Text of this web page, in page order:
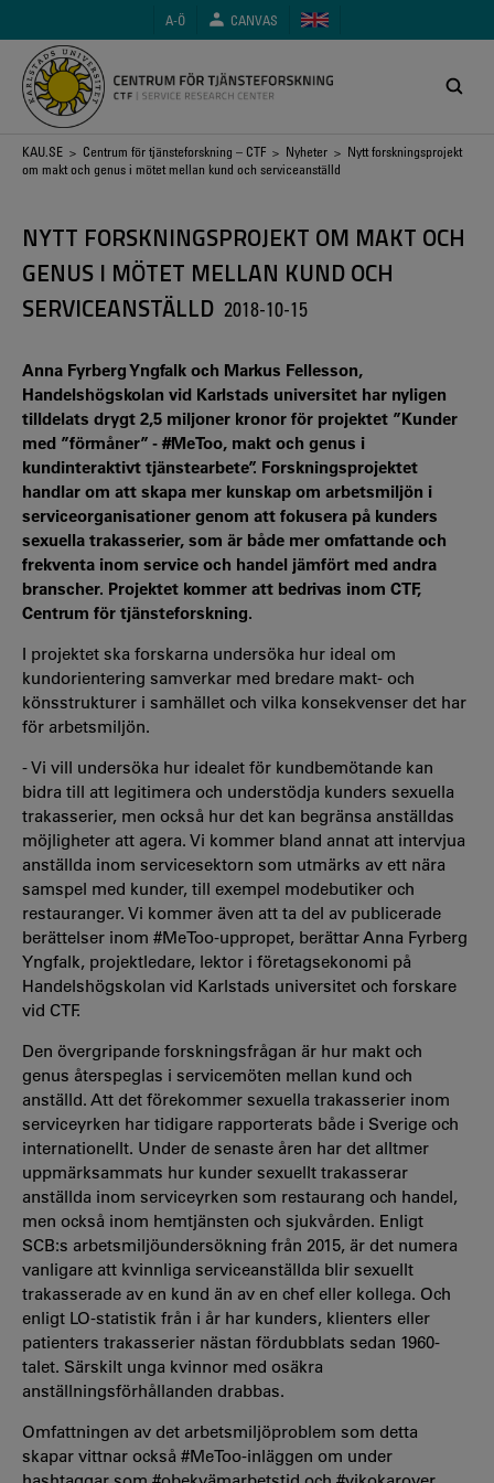
huvudinnehåll
A-Ö CANVAS
Länkstig
KAU.SE > Centrum för tjänsteforskning – CTF > Nyheter > Nytt forskningsprojekt
om makt och genus i mötet mellan kund och serviceanställd
NYTT FORSKNINGSPROJEKT OM MAKT OCH
GENUS I MÖTET MELLAN KUND OCH
SERVICEANSTÄLLD 2018-10-15
Anna Fyrberg Yngfalk och Markus Fellesson,
Handelshögskolan vid Karlstads universitet har nyligen
tilldelats drygt 2,5 miljoner kronor för projektet ”Kunder
med ”förmåner” - #MeToo, makt och genus i
kundinteraktivt tjänstearbete”. Forskningsprojektet
handlar om att skapa mer kunskap om arbetsmiljön i
serviceorganisationer genom att fokusera på kunders
sexuella trakasserier, som är både mer omfattande och
frekventa inom service och handel jämfört med andra
branscher. Projektet kommer att bedrivas inom CTF,
Centrum för tjänsteforskning.
I projektet ska forskarna undersöka hur ideal om
kundorientering samverkar med bredare makt- och
könsstrukturer i samhället och vilka konsekvenser det har
för arbetsmiljön.
- Vi vill undersöka hur idealet för kundbemötande kan
bidra till att legitimera och understödja kunders sexuella
trakasserier, men också hur det kan begränsa anställdas
möjligheter att agera. Vi kommer bland annat att intervjua
anställda inom servicesektorn som utmärks av ett nära
samspel med kunder, till exempel modebutiker och
restauranger. Vi kommer även att ta del av publicerade
berättelser inom #MeToo-uppropet, berättar Anna Fyrberg
Yngfalk, projektledare, lektor i företagsekonomi på
Handelshögskolan vid Karlstads universitet och forskare
vid CTF.
Den övergripande forskningsfrågan är hur makt och
genus återspeglas i servicemöten mellan kund och
anställd. Att det förekommer sexuella trakasserier inom
serviceyrken har tidigare rapporterats både i Sverige och
internationellt. Under de senaste åren har det alltmer
uppmärksammats hur kunder sexuellt trakasserar
anställda inom serviceyrken som restaurang och handel,
men också inom hemtjänsten och sjukvården. Enligt
SCB:s arbetsmiljöundersökning från 2015, är det numera
vanligare att kvinnliga serviceanställda blir sexuellt
trakasserade av en kund än av en chef eller kollega. Och
enligt LO-statistik från i år har kunders, klienters eller
patienters trakasserier nästan fördubblats sedan 1960-
talet. Särskilt unga kvinnor med osäkra
anställningsförhållanden drabbas.
Omfattningen av det arbetsmiljöproblem som detta
skapar vittnar också #MeToo-inläggen om under